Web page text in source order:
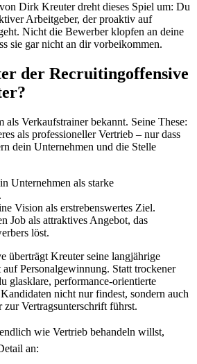
Dirk Kreuter dreht dieses Spiel um: Du
Arbeitgeber, der proaktiv auf
Nicht die Bewerber klopfen an deine
sie gar nicht an dir vorbeikommen.
der Recruitingoffensive
Verkaufstrainer bekannt. Seine These:
als professioneller Vertrieb – nur dass
dein Unternehmen und die Stelle
Unternehmen als starke
Vision als erstrebenswertes Ziel.
Job als attraktives Angebot, das
löst.
überträgt Kreuter seine langjährige
Personalgewinnung. Statt trockener
glasklare, performance-orientierte
nicht nur findest, sondern auch
zur Vertragsunterschrift führst.
wie Vertrieb behandeln willst,
an: